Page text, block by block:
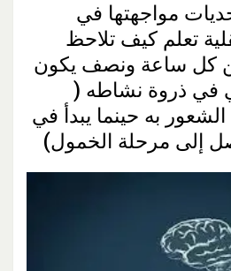
مواجهتها في
تعلم كيف تلاحظ
كل ساعة ونصف يكون
في ذروة نشاطه (
به حينما يبدأ في
إلى مرحلة الخمول)